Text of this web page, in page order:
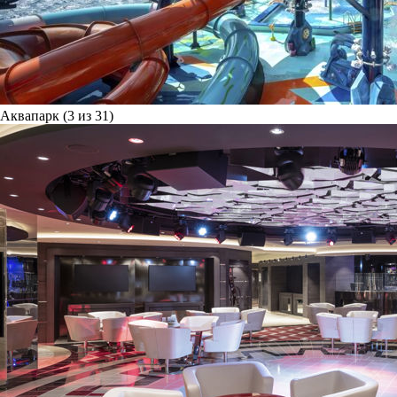
Аквапарк (3 из 31)